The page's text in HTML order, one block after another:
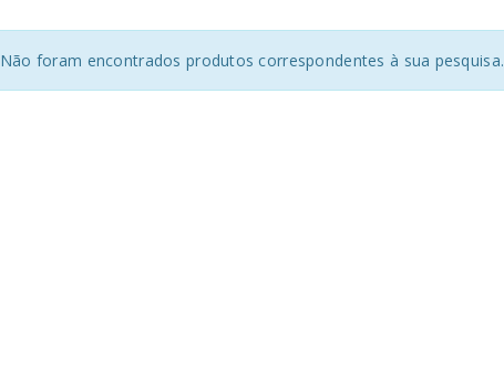
Não foram encontrados produtos correspondentes à sua pesquisa.